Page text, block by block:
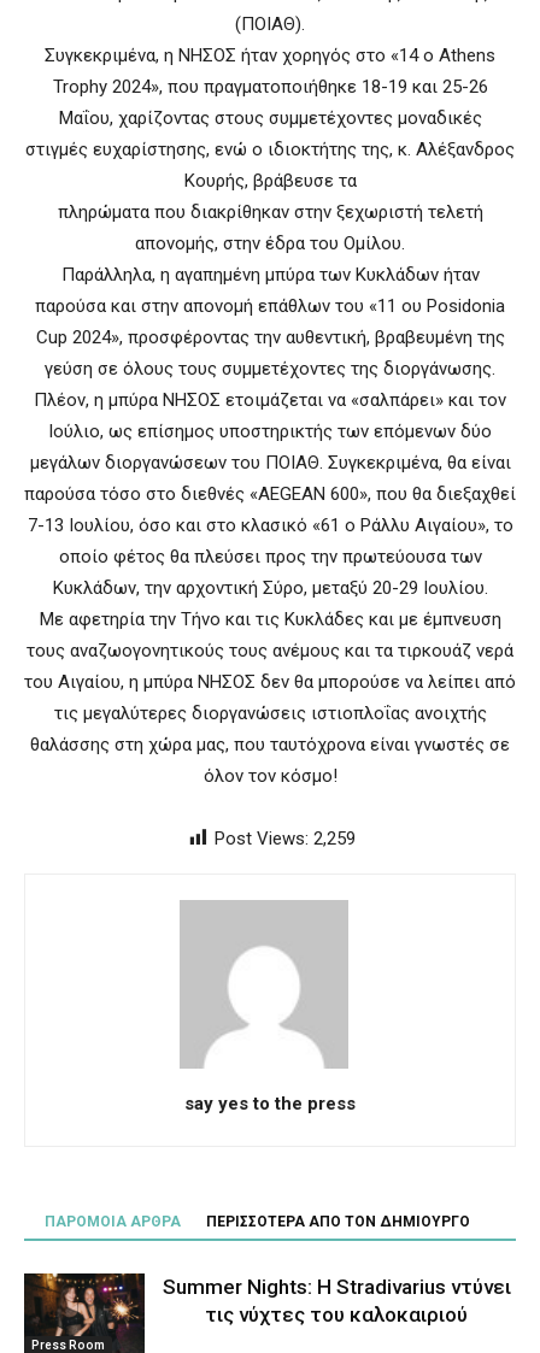
(ΠΟΙΑΘ).
Συγκεκριμένα, η ΝΗΣΟΣ ήταν χορηγός στο «14 ο Athens
Trophy 2024», που πραγματοποιήθηκε 18-19 και 25-26
Μαΐου, χαρίζοντας στους συμμετέχοντες μοναδικές
στιγμές ευχαρίστησης, ενώ ο ιδιοκτήτης της, κ. Αλέξανδρος
Κουρής, βράβευσε τα
πληρώματα που διακρίθηκαν στην ξεχωριστή τελετή
απονομής, στην έδρα του Ομίλου.
Παράλληλα, η αγαπημένη μπύρα των Κυκλάδων ήταν
παρούσα και στην απονομή επάθλων του «11 ου Posidonia
Cup 2024», προσφέροντας την αυθεντική, βραβευμένη της
γεύση σε όλους τους συμμετέχοντες της διοργάνωσης.
Πλέον, η μπύρα ΝΗΣΟΣ ετοιμάζεται να «σαλπάρει» και τον
Ιούλιο, ως επίσημος υποστηρικτής των επόμενων δύο
μεγάλων διοργανώσεων του ΠΟΙΑΘ. Συγκεκριμένα, θα είναι
παρούσα τόσο στο διεθνές «AEGEAN 600», που θα διεξαχθεί
7-13 Ιουλίου, όσο και στο κλασικό «61 ο Ράλλυ Αιγαίου», το
οποίο φέτος θα πλεύσει προς την πρωτεύουσα των
Κυκλάδων, την αρχοντική Σύρο, μεταξύ 20-29 Ιουλίου.
Με αφετηρία την Τήνο και τις Κυκλάδες και με έμπνευση
τους αναζωογονητικούς τους ανέμους και τα τιρκουάζ νερά
του Αιγαίου, η μπύρα ΝΗΣΟΣ δεν θα μπορούσε να λείπει από
τις μεγαλύτερες διοργανώσεις ιστιοπλοΐας ανοιχτής
θαλάσσης στη χώρα μας, που ταυτόχρονα είναι γνωστές σε
όλον τον κόσμο!
Post Views: 2,259
say yes to the press
ΠΑΡΟΜΟΙΑ ΑΡΘΡΑ ΠΕΡΙΣΣΟΤΕΡΑ ΑΠΟ ΤΟΝ ΔΗΜΙΟΥΡΓΟ
Press Room
Summer Nights: Η Stradivarius ντύνει
τις νύχτες του καλοκαιριού